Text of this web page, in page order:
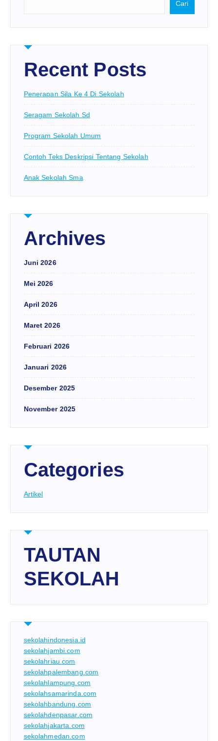
Cari
Recent Posts
Penerapan Sila Ke 4 Di Sekolah
Seragam Sekolah Sd
Program Sekolah Umum
Contoh Teks Deskripsi Tentang Sekolah
Anak Sekolah Sma
Archives
Juni 2026
Mei 2026
April 2026
Maret 2026
Februari 2026
Januari 2026
Desember 2025
November 2025
Categories
Artikel
TAUTAN
SEKOLAH
sekolahindonesia.id
sekolahjambi.com
sekolahriau.com
sekolahpalembang.com
sekolahlampung.com
sekolahsamarinda.com
sekolahbandung.com
sekolahdenpasar.com
sekolahjakarta.com
sekolahmedan.com